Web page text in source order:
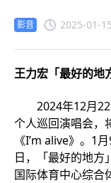
影音 2025-01-15
王力宏「最好的地
2024年12月22
个人巡回演唱会，
《I’m alive》。1
日，「最好的地方
国际体育中心综合